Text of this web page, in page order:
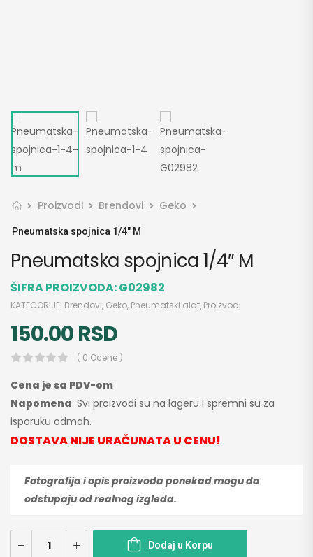
Proizvodi Brendovi Geko
Pneumatska spojnica 1/4″ M
Pneumatska spojnica 1/4″ M
ŠIFRA PROIZVODA:G02982
KATEGORIJE: Brendovi, Geko, Pneumatski alat, Proizvodi
150.00RSD
( 0 Ocene )
Cena je sa PDV-om
Napomena: Svi proizvodi su na lageru i spremni su za
isporuku odmah.
DOSTAVA NIJE URAČUNATA U CENU!
Fotografija i opis proizvoda ponekad mogu da
odstupaju od realnog izgleda.
Dodaj u Korpu